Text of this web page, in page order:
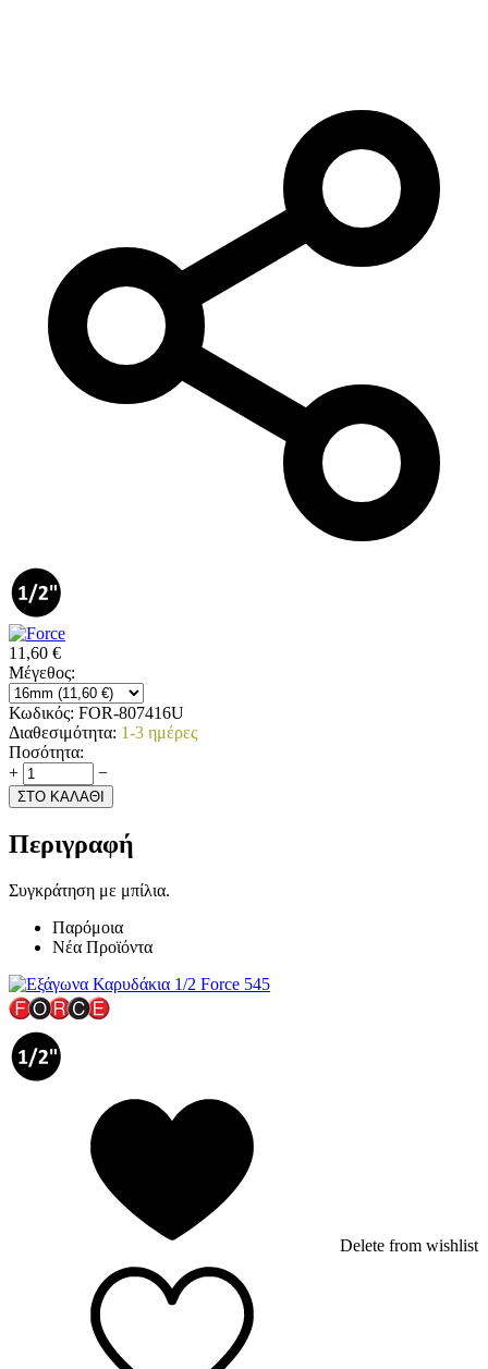
11,60 €
Μέγεθος:
Κωδικός: FOR-807416U
Διαθεσιμότητα: 1-3 ημέρες
Ποσότητα:
+
−
ΣΤΟ ΚΑΛΑΘΙ
Περιγραφή
Συγκράτηση με μπίλια.
Παρόμοια
Νέα Προϊόντα
Delete from wishlist